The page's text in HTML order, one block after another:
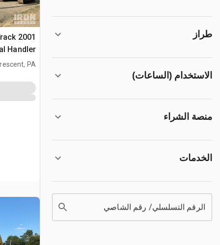
طراز
الاستخدام (الساعات)
منصة الشراء
الخدمات
الرقم التسلسلي/ رقم الشاصي
Handler
PA